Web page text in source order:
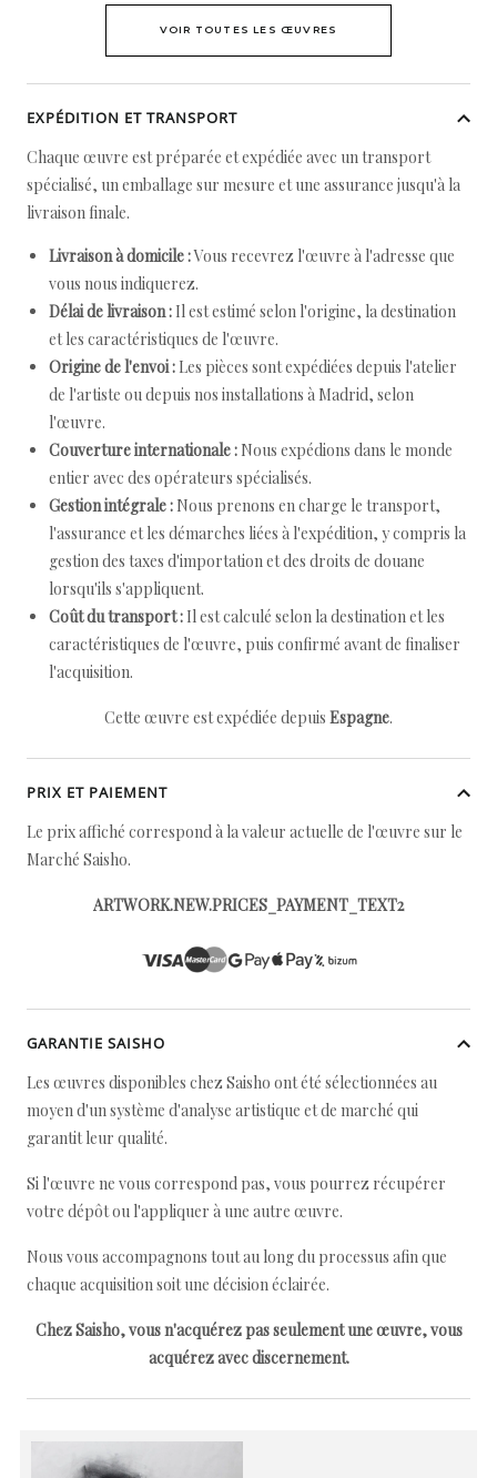
VOIR TOUTES LES ŒUVRES
EXPÉDITION ET TRANSPORT
Chaque œuvre est préparée et expédiée avec un transport
spécialisé, un emballage sur mesure et une assurance jusqu'à la
livraison finale.
Livraison à domicile :Vous recevrez l'œuvre à l'adresse que
vous nous indiquerez.
Délai de livraison : Il est estimé selon l'origine, la destination
et les caractéristiques de l'œuvre.
Origine de l'envoi : Les pièces sont expédiées depuis l'atelier
de l'artiste ou depuis nos installations à Madrid, selon
l'œuvre.
Couverture internationale : Nous expédions dans le monde
entier avec des opérateurs spécialisés.
Gestion intégrale : Nous prenons en charge le transport,
l'assurance et les démarches liées à l'expédition, y compris la
gestion des taxes d'importation et des droits de douane
lorsqu'ils s'appliquent.
Coût du transport : Il est calculé selon la destination et les
caractéristiques de l'œuvre, puis confirmé avant de finaliser
l'acquisition.
Cette œuvre est expédiée depuis Espagne.
PRIX ET PAIEMENT
Le prix affiché correspond à la valeur actuelle de l'œuvre sur le
Marché Saisho.
ARTWORK.NEW.PRICES_PAYMENT_TEXT2
GARANTIE SAISHO
Les œuvres disponibles chez Saisho ont été sélectionnées au
moyen d'un système d'analyse artistique et de marché qui
garantit leur qualité.
Si l'œuvre ne vous correspond pas, vous pourrez récupérer
votre dépôt ou l'appliquer à une autre œuvre.
Nous vous accompagnons tout au long du processus afin que
chaque acquisition soit une décision éclairée.
Chez Saisho, vous n'acquérez pas seulement une œuvre, vous
acquérez avec discernement.